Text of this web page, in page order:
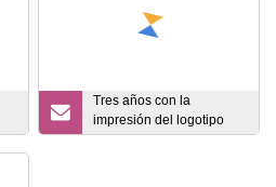
Tres años con la
impresión del logotipo
Sugama, Zhuohe, Wld